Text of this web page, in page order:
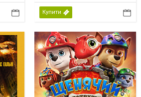
Купити